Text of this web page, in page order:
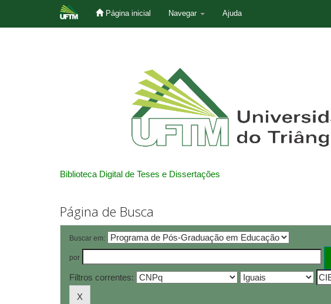
Página inicial Navegar Ajuda
Biblioteca Digital de Teses e Dissertações
Página de Busca
Buscar em:
por
Filtros correntes: